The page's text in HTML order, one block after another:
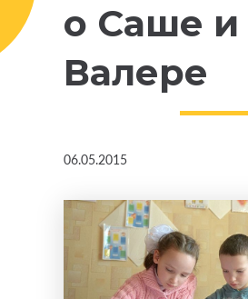
о Саше и
Валере
06.05.2015